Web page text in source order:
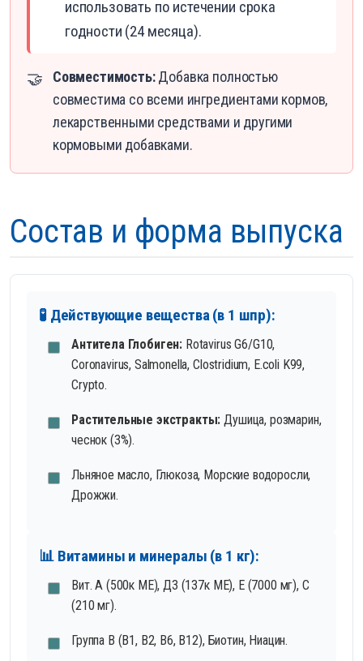
использовать по истечении срока
годности (24 месяца).
🤝 Совместимость:Добавка полностью
совместима со всеми ингредиентами кормов,
лекарственными средствами и другими
кормовыми добавками.
Состав и форма выпуска
🧪 Действующие вещества (в 1 шпр):
Антитела Глобиген: Rotavirus G6/G10,
Coronavirus, Salmonella, Clostridium, E.coli K99,
Crypto.
Растительные экстракты: Душица, розмарин,
чеснок (3%).
Льняное масло, Глюкоза, Морские водоросли,
Дрожжи.
📊 Витамины и минералы (в 1 кг):
Вит. А (500к МЕ), Д3 (137к МЕ), Е (7000 мг), С
(210 мг).
Группа В (В1, В2, В6, В12), Биотин, Ниацин.